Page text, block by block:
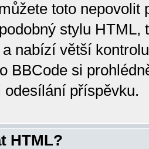
toto
stylu HTML,
nabízí větší
BBCode si
odesílání příspěvku.
HTML?